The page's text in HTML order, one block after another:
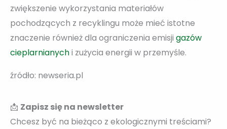
zwiększenie wykorzystania materiałów
pochodzących z recyklingu może mieć istotne
znaczenie również dla ograniczenia emisji gazów
cieplarnianychi zużycia energii w przemyśle.
źródło: newseria.pl
📩 Zapisz się na newsletter
Chcesz być na bieżąco z ekologicznymi treściami?